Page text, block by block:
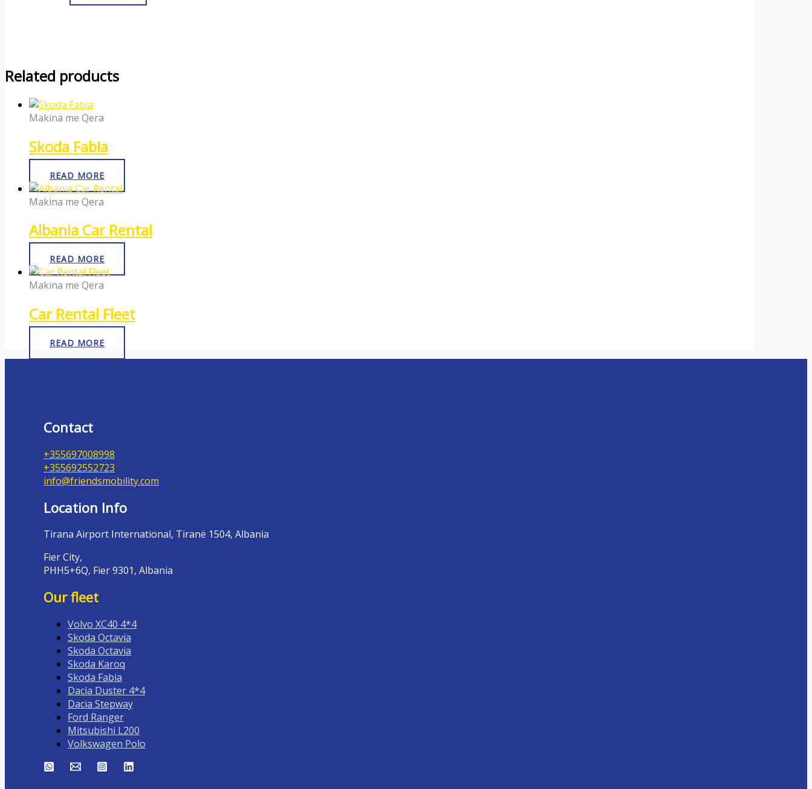
Related products
Makina me Qera
Skoda Fabia
READ MORE
Makina me Qera
Albania Car Rental
READ MORE
Makina me Qera
Car Rental Fleet
READ MORE
Contact
+355697008998
+355692552723
info@friendsmobility.com
Location Info
Tirana Airport International, Tiranë 1504, Albania
Fier City,
PHH5+6Q, Fier 9301, Albania
Our fleet
Volvo XC40 4*4
Skoda Octavia
Skoda Octavia
Skoda Karoq
Skoda Fabia
Dacia Duster 4*4
Dacia Stepway
Ford Ranger
Mitsubishi L200
Volkswagen Polo